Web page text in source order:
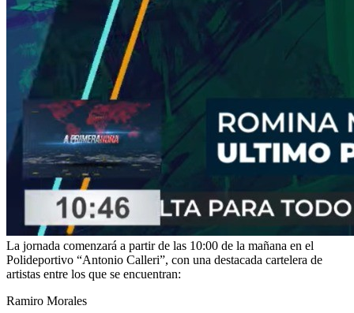
La jornada comenzará a partir de las 10:00 de la mañana en el
Polideportivo “Antonio Calleri”, con una destacada cartelera de
artistas entre los que se encuentran:
Ramiro Morales